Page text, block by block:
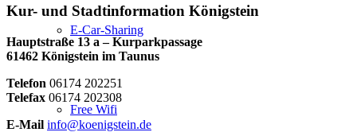
E-Car-Sharing
Free Wifi
Kur- und Stadtinformation Königstein
Hauptstraße 13 a – Kurparkpassage
61462 Königstein im Taunus
Telefon 06174 202251
Telefax 06174 202308
E-Mail info@koenigstein.de